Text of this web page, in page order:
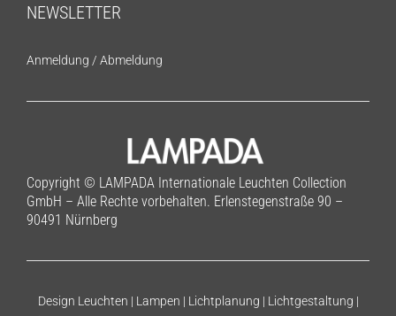
NEWSLETTER
Anmeldung / Abmeldung
Copyright © LAMPADA Internationale Leuchten Collection
GmbH – Alle Rechte vorbehalten. Erlenstegenstraße 90 –
90491 Nürnberg
Design Leuchten | Lampen | Lichtplanung | Lichtgestaltung |